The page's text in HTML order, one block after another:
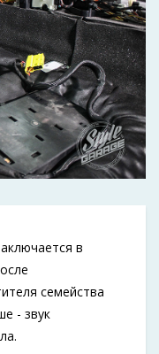
в
семейства
- звук